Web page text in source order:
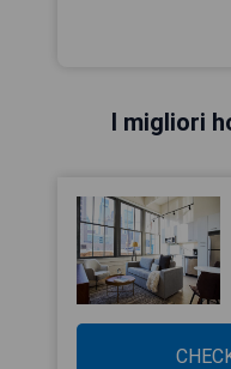
I migliori